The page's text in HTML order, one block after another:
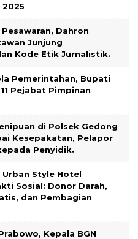
2025
Pesawaran, Dahron
Junjung
Kode Etik Jurnalistik.
Pemerintahan, Bupati
Pejabat Pimpinan
di Polsek Gedong
Kesepakatan, Pelapor
Penyidik.
Urban Style Hotel
Sosial: Donor Darah,
dan Pembagian
Kepala BGN